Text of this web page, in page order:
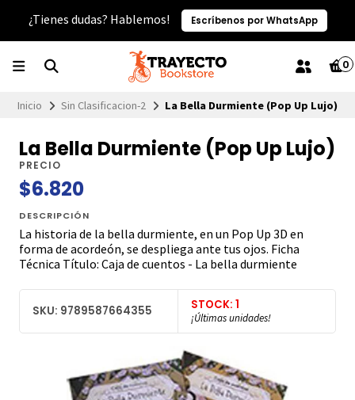
¿Tienes dudas? Hablemos! Escríbenos por WhatsApp
0
Inicio Sin Clasificacion-2 La Bella Durmiente (Pop Up Lujo)
La Bella Durmiente (Pop Up Lujo)
PRECIO
$6.820
DESCRIPCIÓN
La historia de la bella durmiente, en un Pop Up 3D en
forma de acordeón, se despliega ante tus ojos. Ficha
Técnica Título: Caja de cuentos - La bella durmiente
SKU: 9789587664355 STOCK: 1
¡Últimas unidades!